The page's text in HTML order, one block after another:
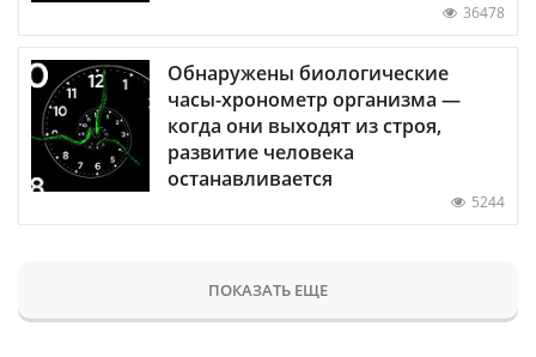
36478
Обнаружены биологические
часы-хронометр организма —
когда они выходят из строя,
развитие человека
останавливается
5244
ПОКАЗАТЬ ЕЩЕ